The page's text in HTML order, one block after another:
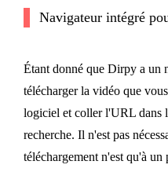
Navigateur intégré
Étant donné que Dirpy a un
télécharger la vidéo que
logiciel et coller l'URL dans
recherche. Il n'est pas
téléchargement n'est qu'à un